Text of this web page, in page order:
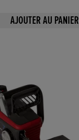
AJOUTER AU PANIER